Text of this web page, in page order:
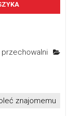
znajomemu